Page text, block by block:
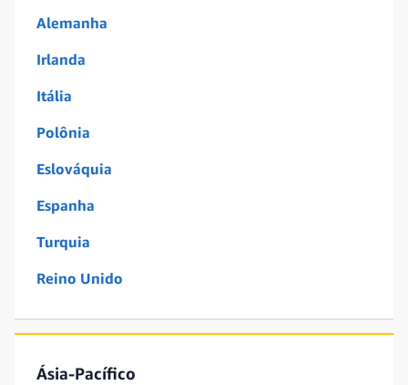
Alemanha
Irlanda
Itália
Polônia
Eslováquia
Espanha
Turquia
Reino Unido
Ásia-Pacífico